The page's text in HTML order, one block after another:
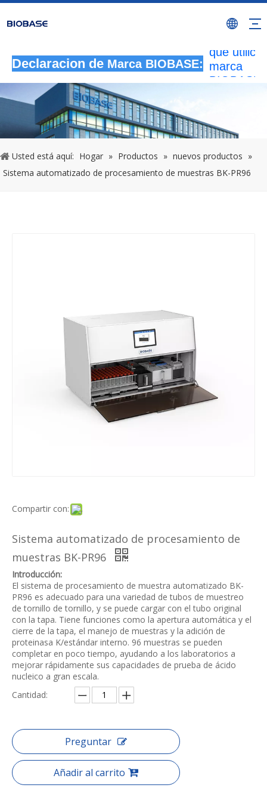
Declaracion de Marca BIOBASE:
Todas las
que
marca
BIOBASE
legal.
Usted está aquí: Hogar » Productos » nuevos productos »
Sistema automatizado de procesamiento de muestras BK-PR96
Compartir con:
Sistema automatizado de procesamiento de
muestras BK-PR96
Introducción:
El sistema de procesamiento de muestra automatizado BK-
PR96 es adecuado para una variedad de tubos de muestreo
de tornillo de tornillo, y se puede cargar con el tubo original
con la tapa. Tiene funciones como la apertura automática y el
cierre de la tapa, el manejo de muestras y la adición de
proteinasa K/estándar interno. 96 muestras se pueden
completar en poco tiempo, ayudando a los laboratorios a
mejorar rápidamente sus capacidades de prueba de ácido
nucleico a gran escala.
Cantidad:
Preguntar
Añadir al carrito